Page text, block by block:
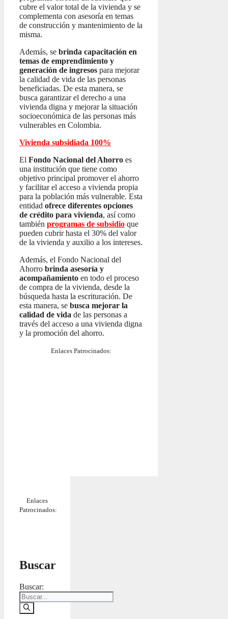
cubre el valor total de la vivienda y se
complementa con asesoría en temas
de construcción y mantenimiento de la
misma.
Además, se brinda capacitación en
temas de emprendimiento y
generación de ingresos para mejorar
la calidad de vida de las personas
beneficiadas. De esta manera, se
busca garantizar el derecho a una
vivienda digna y mejorar la situación
socioeconómica de las personas más
vulnerables en Colombia.
Vivienda subsidiada 100%
El Fondo Nacional del Ahorro es
una institución que tiene como
objetivo principal promover el ahorro
y facilitar el acceso a vivienda propia
para la población más vulnerable. Esta
entidad ofrece diferentes opciones
de crédito para vivienda, así como
también programas de subsidio que
pueden cubrir hasta el 30% del valor
de la vivienda y auxilio a los intereses.
Además, el Fondo Nacional del
Ahorro brinda asesoría y
acompañamiento en todo el proceso
de compra de la vivienda, desde la
búsqueda hasta la escrituración. De
esta manera, se busca mejorar la
calidad de vida de las personas a
través del acceso a una vivienda digna
y la promoción del ahorro.
Enlaces Patrocinados:
Enlaces
Patrocinados:
Buscar
Buscar: